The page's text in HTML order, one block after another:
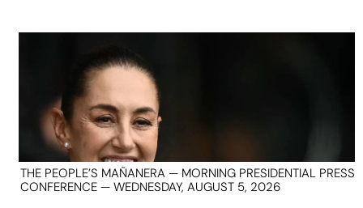
THE PEOPLE’S MAÑANERA — MORNING PRESIDENTIAL PRESS
CONFERENCE — WEDNESDAY, AUGUST 5, 2026